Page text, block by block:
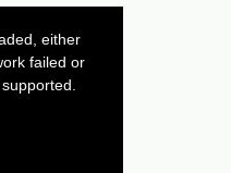
either
failed or